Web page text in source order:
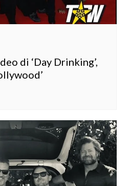
di ‘Day Drinking’,